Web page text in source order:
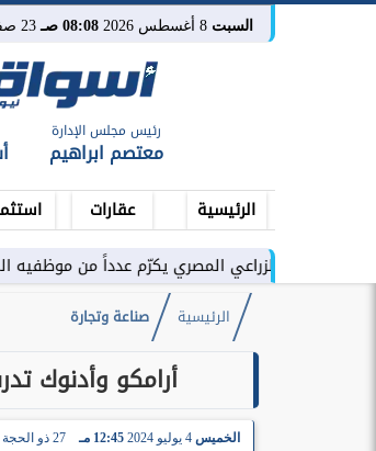
السبت 08:08 صـ 23 صفر 1448
رئيس مجلس الإدارة
معتصم ابراهيم
الرئيسية عقارات
الزراعي المصري يكرّم عدداً من موظفيه المتميزين
الرئيسية صناعة وتجارة
أرامكو وأدنوك
الخميس 4 يوليو 2024 12:45 مـ 27 ذو الحجة 1445